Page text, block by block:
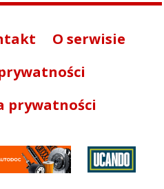
O serwisie
prywatności